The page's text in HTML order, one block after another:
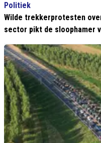
Politiek
Wilde trekkerprotesten
sector pikt de sloophamer